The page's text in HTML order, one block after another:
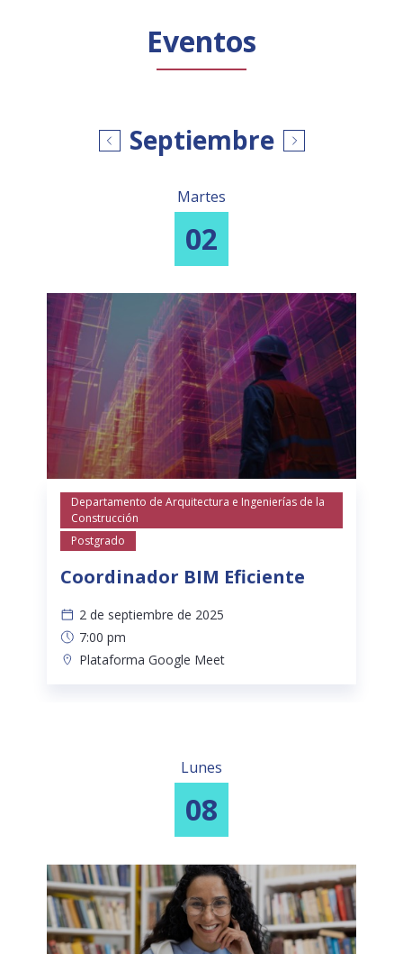
Eventos
Septiembre
Martes
02
Departamento de Arquitectura e Ingenierías de la
Construcción
Postgrado
Coordinador BIM Eficiente
2 de septiembre de 2025
7:00 pm
Plataforma Google Meet
Lunes
08